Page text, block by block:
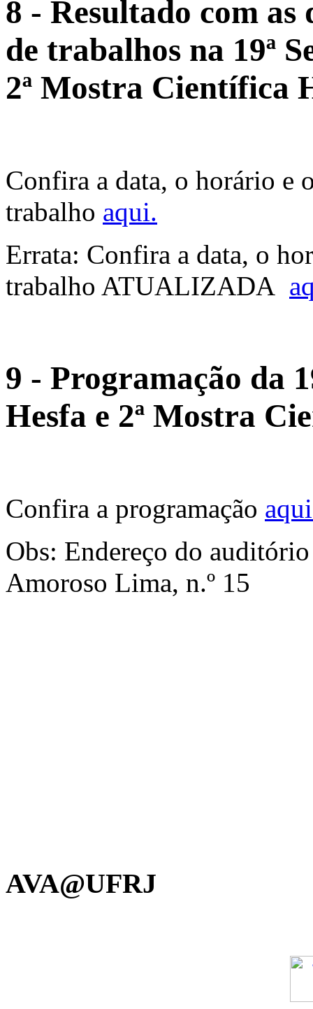
8 - Resultado com as
de trabalhos na 19ª
2ª Mostra Científica
Confira a data, o horário e
trabalho aqui.
Errata: Confira a data, o
trabalho ATUALIZADA
9 - Programação da
Hesfa e 2ª Mostra
Confira a programação
Obs: Endereço do
Amoroso Lima, n.º 15
AVA@UFRJ